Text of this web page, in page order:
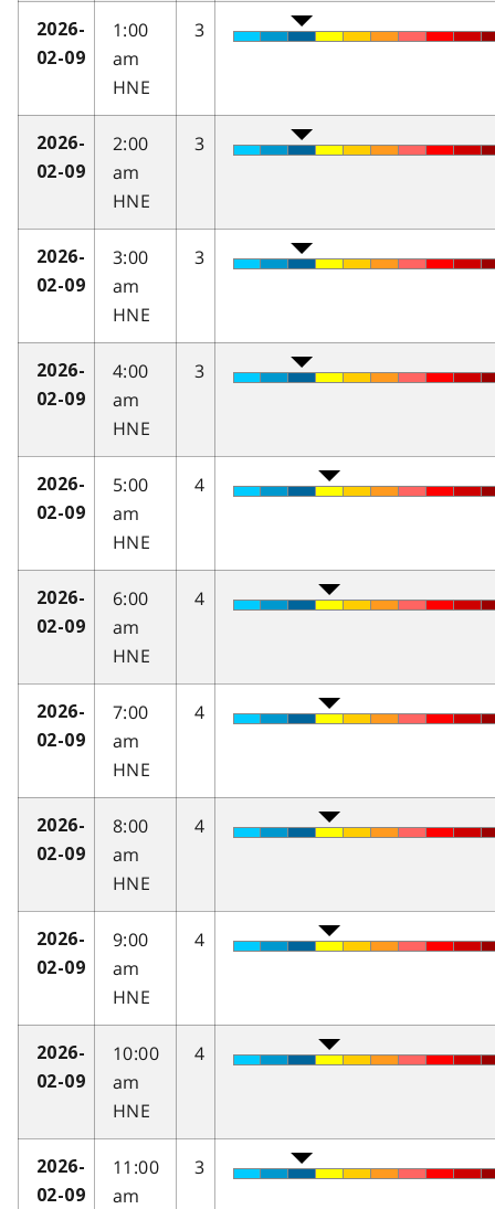
2026-
02-09
1:00
am
HNE
3
2026-
02-09
2:00
am
HNE
3
2026-
02-09
3:00
am
HNE
3
2026-
02-09
4:00
am
HNE
3
2026-
02-09
5:00
am
HNE
4
2026-
02-09
6:00
am
HNE
4
2026-
02-09
7:00
am
HNE
4
2026-
02-09
8:00
am
HNE
4
2026-
02-09
9:00
am
HNE
4
2026-
02-09
10:00
am
HNE
4
2026-
02-09
11:00
am
3